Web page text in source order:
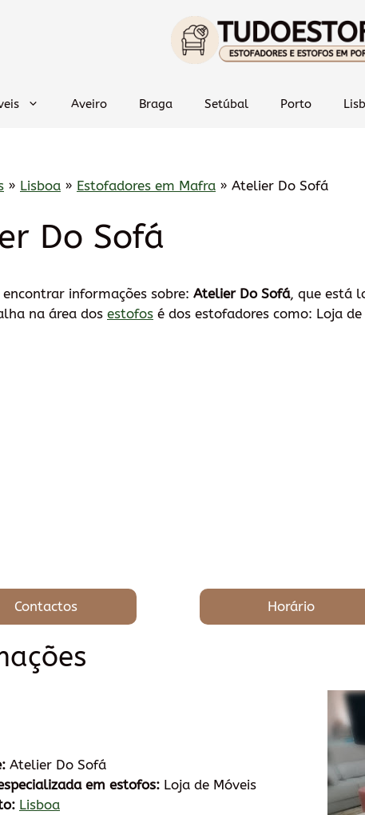
Aveiro Braga Setúbal Porto
» Lisboa » Estofadores em Mafra » Atelier Do Sofá
Do Sofá
informações sobre: Atelier Do Sofá, que está
na área dos estofos é dos estofadores como: Loja de
Contactos Horário
Atelier Do Sofá
em estofos: Loja de Móveis
Lisboa